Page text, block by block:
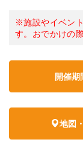
※施設やイベン
す。おでかけの
開催期
地図